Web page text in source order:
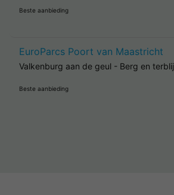
Beste aanbieding
EuroParcs Poort van Maastricht
Valkenburg aan de geul - Berg en
Beste aanbieding